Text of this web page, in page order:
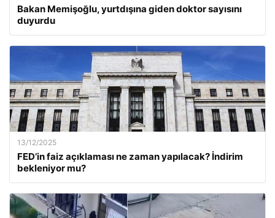
Bakan Memişoğlu, yurtdışına giden doktor sayısını
duyurdu
13/12/2025
FED’in faiz açıklaması ne zaman yapılacak? İndirim
bekleniyor mu?